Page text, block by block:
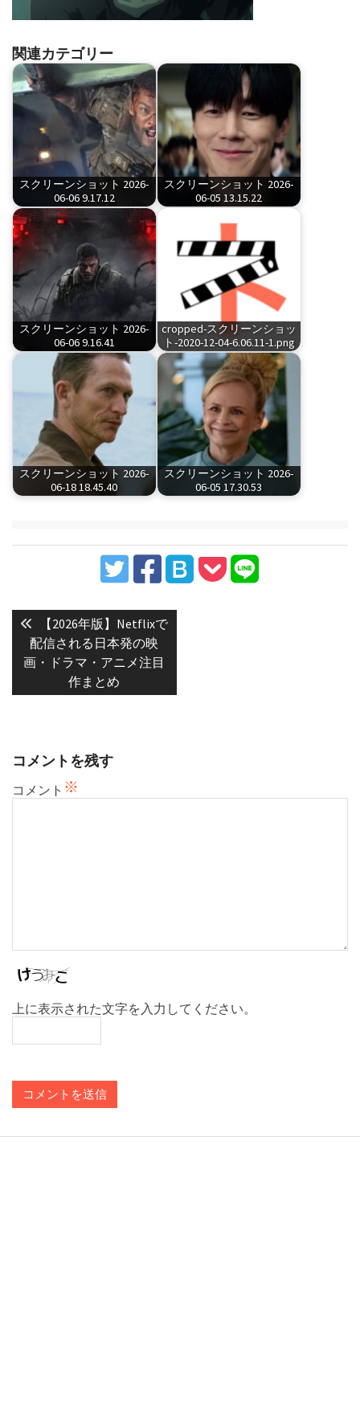
関連カテゴリー
スクリーンショット 2026-
06-06 9.17.12
スクリーンショット 2026-
06-05 13.15.22
スクリーンショット 2026-
06-06 9.16.41
cropped-スクリーンショッ
ト-2020-12-04-6.06.11-1.png
スクリーンショット 2026-
06-18 18.45.40
スクリーンショット 2026-
06-05 17.30.53
稿
ビ
ン
Previous
post:
【2026年版】Netflixで
配信される日本発の映
画・ドラマ・アニメ注目
作まとめ
コメントを残す
コメント ※
上に表示された文字を入力してください。